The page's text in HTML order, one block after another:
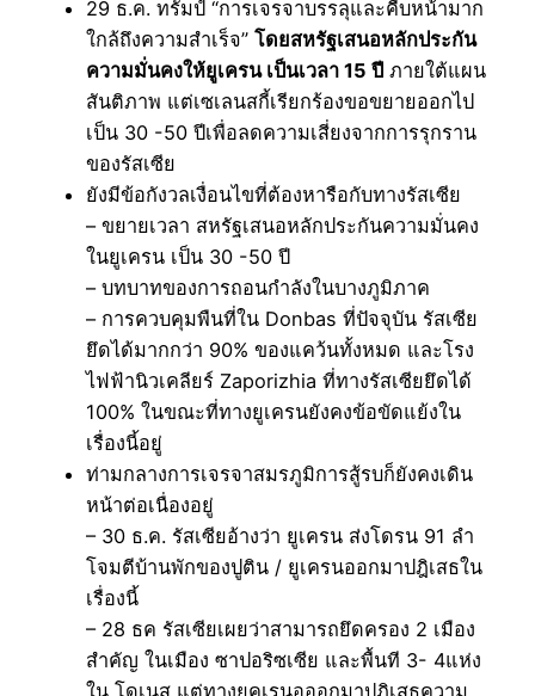
29 ธ.ค. ทรัมป์ “การเจรจาบรรลุและคืบหน้ามาก
ใกล้ถึงความสำเร็จ” โดยสหรัฐเสนอหลักประกัน
ความมั่นคงให้ยูเครน เป็นเวลา 15 ปี ภายใต้แผน
สันติภาพ แต่เซเลนสกี้เรียกร้องขอขยายออกไป
เป็น 30 -50 ปีเพื่อลดความเสี่ยงจากการรุกราน
ของรัสเซีย
ยังมีข้อกังวลเงื่อนไขที่ต้องหารือกับทางรัสเซีย
– ขยายเวลา สหรัฐเสนอหลักประกันความมั่นคง
ในยูเครน เป็น 30 -50 ปี
– บทบาทของการถอนกำลังในบางภูมิภาค
– การควบคุมพืนที่ใน Donbas ที่ปัจจุบัน รัสเซีย
ยึดได้มากกว่า 90% ของแคว้นทั้งหมด และโรง
ไฟฟ้านิวเคลียร์ Zaporizhia ที่ทางรัสเซียยึดได้
100% ในขณะที่ทางยูเครนยังคงข้อขัดแย้งใน
เรื่องนี้อยู่
ท่ามกลางการเจรจาสมรภูมิการสู้รบก็ยังคงเดิน
หน้าต่อเนื่องอยู่
– 30 ธ.ค. รัสเซียอ้างว่า ยูเครน ส่งโดรน 91 ลำ
โจมตีบ้านพักของปูติน / ยูเครนออกมาปฎิเสธใน
เรื่องนี้
– 28 ธค รัสเซียเผยว่าสามารถยึดครอง 2 เมือง
สำคัญ ในเมือง ซาปอริซเซีย และพื้นที 3- 4แห่ง